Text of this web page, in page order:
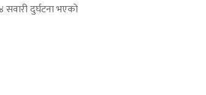
दुर्घटना भएको